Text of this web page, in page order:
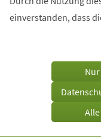
einverstanden, dass